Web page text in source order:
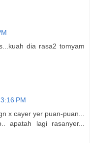
dia rasa2 tomyam
PM
x cayer yer puan-puan...
apatah lagi rasanyer...